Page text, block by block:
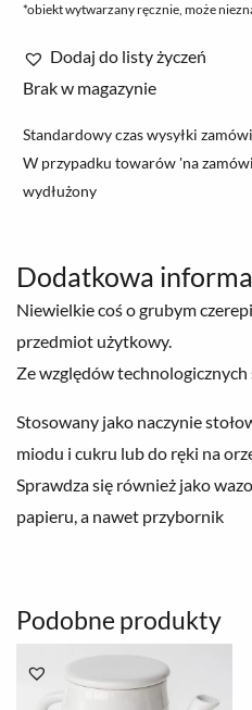
*obiekt wytwarzany ręcznie, może
Dodaj do listy życzeń
Brak w magazynie
Standardowy czas wysyłki
W przypadku towarów 'na
wydłużony
Dodatkowa
Niewielkie coś o grubym
przedmiot użytkowy.
Ze względów
Stosowany jako naczynie
miodu i cukru lub do ręki na
Sprawdza się również jako
papieru, a nawet przybornik
Podobne produkty